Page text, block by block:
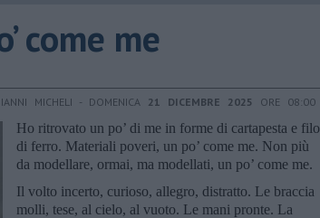
come me
MICHELI - DOMENICA 21 DICEMBRE 2025 ORE 08:00
Ho ritrovato un po’ di me in forme di cartapesta e filo
di ferro. Materiali poveri, un po’ come me. Non più
da modellare, ormai, ma modellati, un po’ come me.
Il volto incerto, curioso, allegro, distratto. Le braccia
molli, tese, al cielo, al vuoto. Le mani pronte. La